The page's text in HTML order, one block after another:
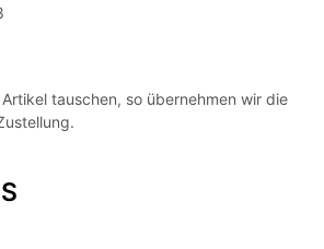
tauschen, so übernehmen wir die